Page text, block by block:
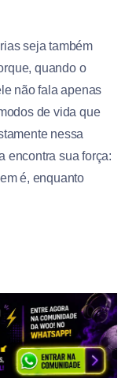
seja também
quando o
não fala apenas
de vida que
nessa
encontra sua força:
é, enquanto